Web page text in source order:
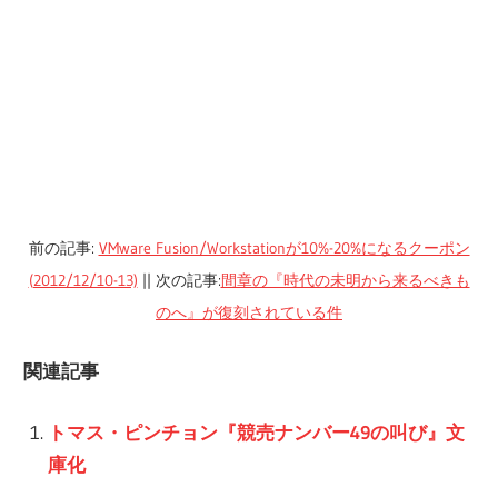
前の記事: VMware Fusion/Workstationが10%-20%になるクーポン
(2012/12/10-13) || 次の記事:間章の『時代の未明から来るべきも
のへ』が復刻されている件
関連記事
トマス・ピンチョン『競売ナンバー49の叫び』文
庫化